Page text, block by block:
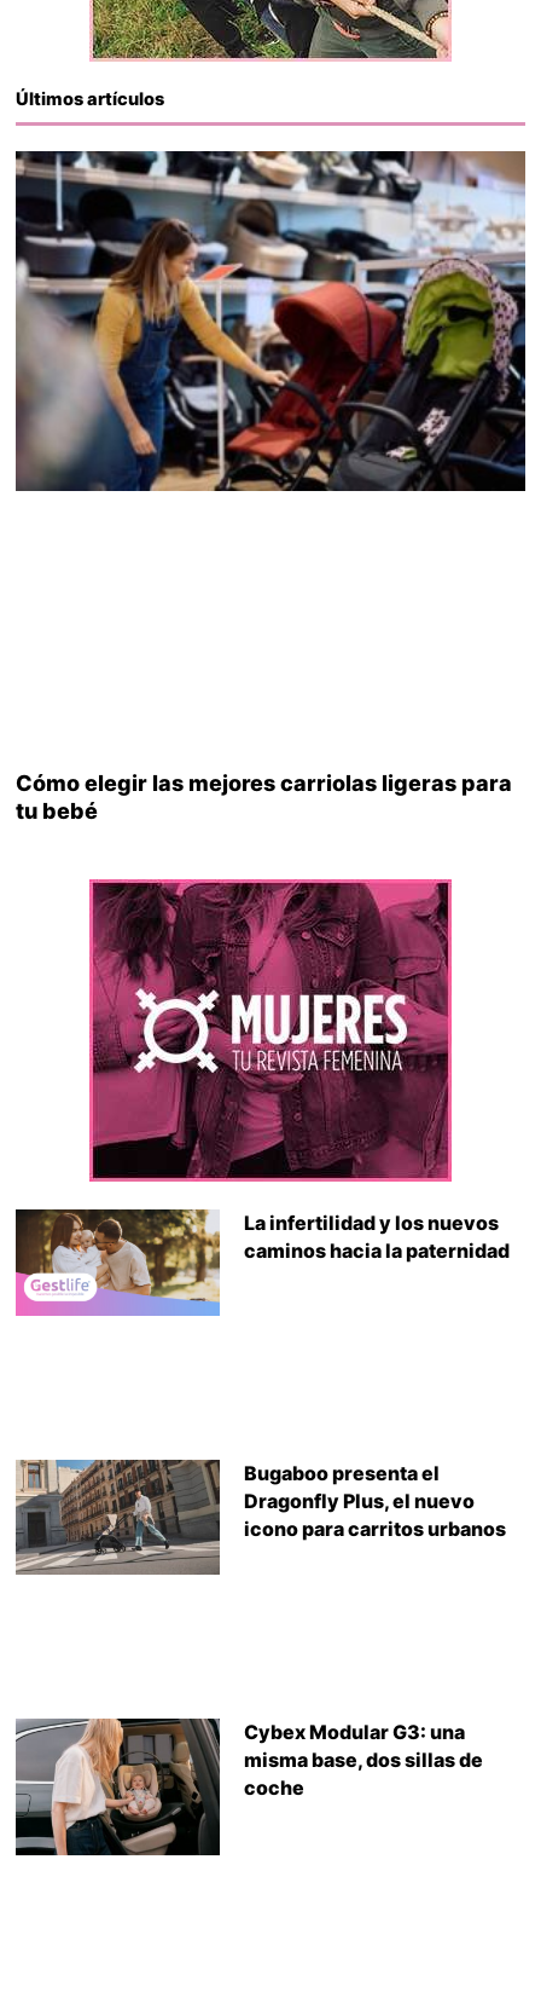
Últimos artículos
Cómo elegir las mejores carriolas ligeras para
tu bebé
La infertilidad y los nuevos
caminos hacia la paternidad
Bugaboo presenta el
Dragonfly Plus, el nuevo
icono para carritos urbanos
Cybex Modular G3: una
misma base, dos sillas de
coche